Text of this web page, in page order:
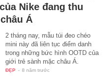
Nike đang thu
Á
2 tháng nay, mẫu túi đeo chéo
mini này đã liên tục điểm danh
trong những bức hình OOTD của
giới trẻ sành mặc châu Á.
ĐẸP - 8 năm trước